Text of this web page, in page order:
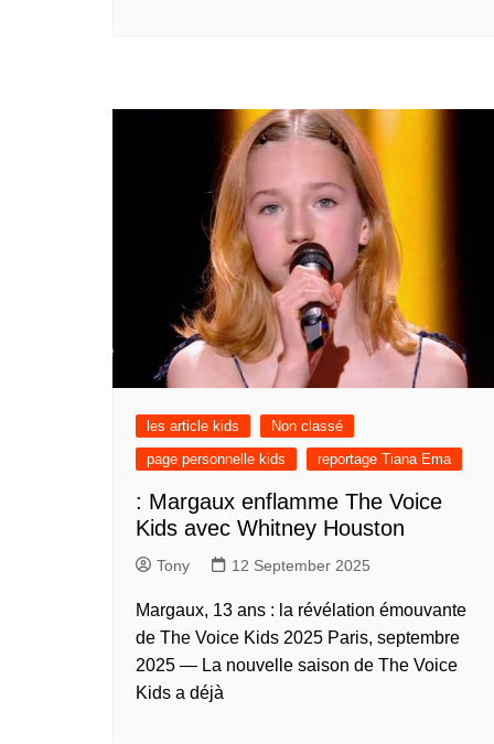
présentation de
talents – Italiano
présentation de
talents – Français
présentation de
talents – Deutsch
présentation de
talents – English
présentation de
talents – English
présentation de
présentation de
talents – Español
présentation de
talents –
les article kids
Non classé
page personnelle kids
reportage Tiana Ema
: Margaux enflamme The Voice
Kids avec Whitney Houston
Tony 12 September 2025
Margaux, 13 ans : la révélation émouvante
de The Voice Kids 2025 Paris, septembre
2025 — La nouvelle saison de The Voice
Kids a déjà